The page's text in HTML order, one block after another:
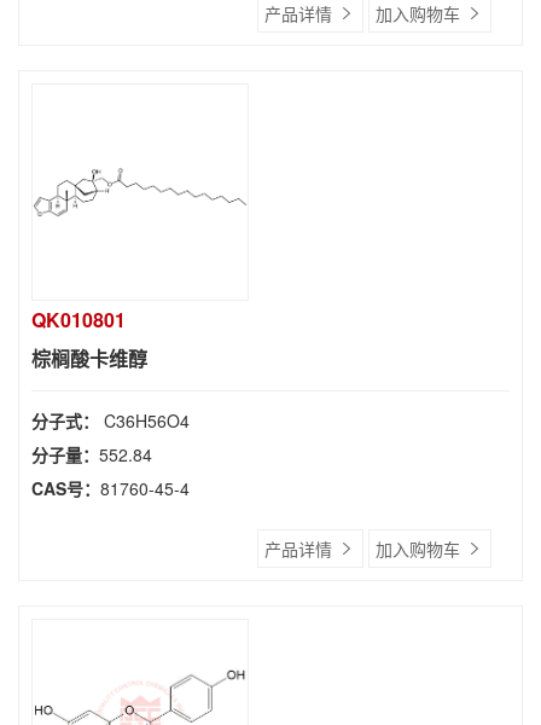
产品详情 加入购物车
QK010801
棕榈酸卡维醇
分子式： C36H56O4
分子量： 552.84
CAS号： 81760-45-4
产品详情 加入购物车